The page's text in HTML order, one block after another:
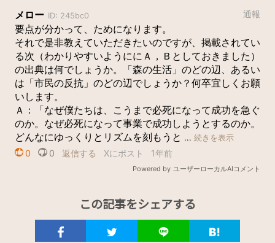
この記事をシェアする